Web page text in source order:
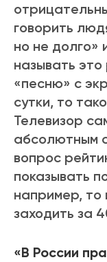
говорить
но не долго»
называть
«песню» с
сутки, то
Телевизор
абсолютным
вопрос
показывать
например, то
заходить за
«В России